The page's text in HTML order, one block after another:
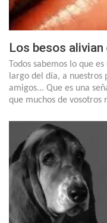
Los besos
Todos sabemos lo que
largo del día, a nuestros
amigos... Que es una
que muchos de vosotros